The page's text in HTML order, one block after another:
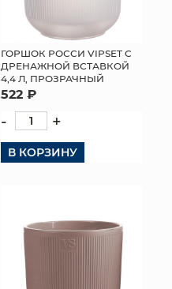
ГОРШОК РОССИ VIPSET С
ДРЕНАЖНОЙ ВСТАВКОЙ
4,4 Л, ПРОЗРАЧНЫЙ
522 ₽
- +
В КОРЗИНУ